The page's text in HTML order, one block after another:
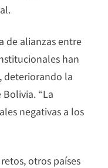
de alianzas entre
han
deteriorando la
“La
negativas a los
otros países